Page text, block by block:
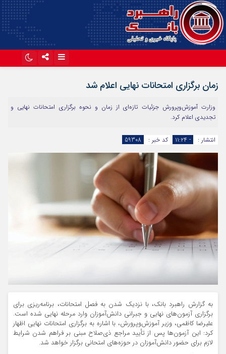
زمان برگزاری امتحانات نهایی اعلام شد
وزارت آموزش‌وپرورش جزئیات تازه‌ای از زمان و نحوه برگزاری امتحانات نهایی و
تجدیدی اعلام کرد.
انتشار : - ۱۱:۲۴ کد خبر : 59308
به گزارش راهبرد بانک، با نزدیک شدن به فصل امتحانات، برنامه‌ریزی برای
برگزاری آزمون‌های نهایی و جبرانی دانش‌آموزان وارد مرحله نهایی شده است.
علیرضا کاظمی، وزیر آموزش‌وپرورش، با اشاره به برگزاری امتحانات نهایی اظهار
کرد: این آزمون‌ها پس از تأیید مراجع ذی‌صلاح مبنی بر فراهم شدن شرایط
لازم برای حضور دانش‌آموزان در حوزه‌های امتحانی برگزار خواهد شد.